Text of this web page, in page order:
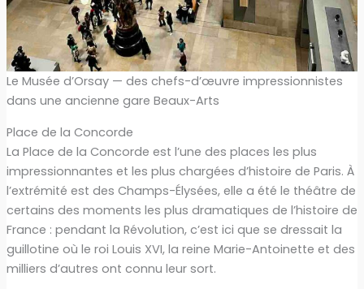
Le Musée d’Orsay — des chefs-d’œuvre impressionnistes
dans une ancienne gare Beaux-Arts
Place de la Concorde
La Place de la Concorde est l’une des places les plus
impressionnantes et les plus chargées d’histoire de Paris. À
l’extrémité est des Champs-Élysées, elle a été le théâtre de
certains des moments les plus dramatiques de l’histoire de
France : pendant la Révolution, c’est ici que se dressait la
guillotine où le roi Louis XVI, la reine Marie-Antoinette et des
milliers d’autres ont connu leur sort.